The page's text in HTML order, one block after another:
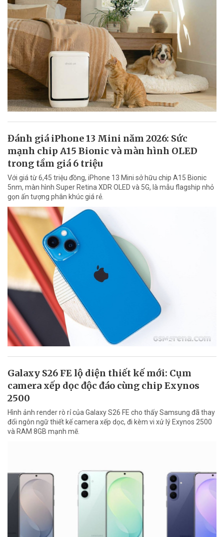
Đánh giá iPhone 13 Mini năm 2026: Sức
mạnh chip A15 Bionic và màn hình OLED
trong tầm giá 6 triệu
Với giá từ 6,45 triệu đồng, iPhone 13 Mini sở hữu chip A15 Bionic
5nm, màn hình Super Retina XDR OLED và 5G, là mẫu flagship nhỏ
gọn ấn tượng phân khúc giá rẻ.
Galaxy S26 FE lộ diện thiết kế mới: Cụm
camera xếp dọc độc đáo cùng chip Exynos
2500
Hình ảnh render rò rỉ của Galaxy S26 FE cho thấy Samsung đã thay
đổi ngôn ngữ thiết kế camera xếp dọc, đi kèm vi xử lý Exynos 2500
và RAM 8GB mạnh mẽ.